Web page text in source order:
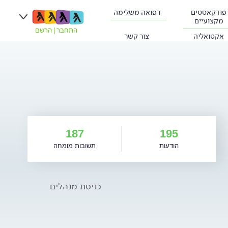
פודקאסטים
מקצועיים
רפואה משלימה
אקטואליה צור קשר
התחבר הרשם
195
הודעות
187
תשובות מומחה
כניסת מנהלים